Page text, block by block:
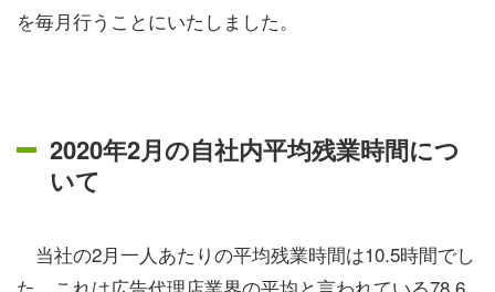
を毎月行うことにいたしました。
2020年2月の自社内平均残業時間につ
いて
当社の2月一人あたりの平均残業時間は10.5時間でし